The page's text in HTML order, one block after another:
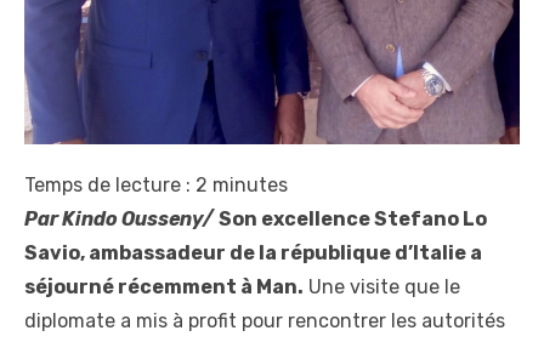
Temps de lecture : 2 minutes
Par Kindo Ousseny/ Son excellence Stefano Lo
Savio, ambassadeur de la république d’Italie a
séjourné récemment à Man. Une visite que le
diplomate a mis à profit pour rencontrer les autorités